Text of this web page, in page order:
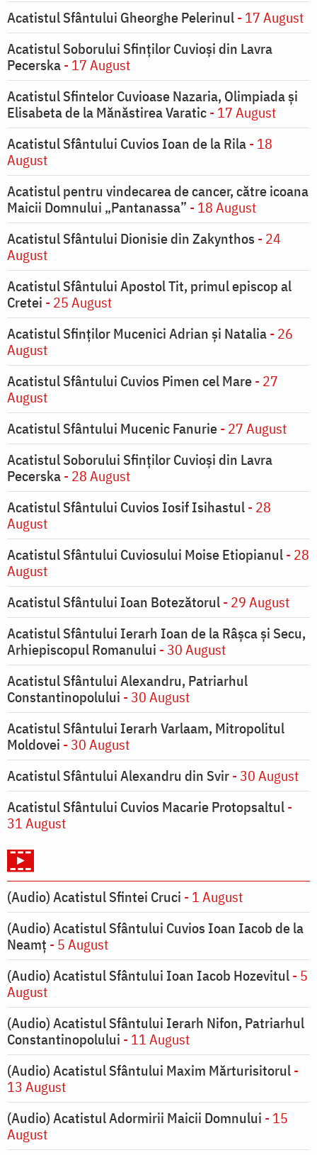
Acatistul Sfântului Gheorghe Pelerinul- 17 August
Acatistul Soborului Sfinților Cuvioși din Lavra
Pecerska- 17 August
Acatistul Sfintelor Cuvioase Nazaria, Olimpiada și
Elisabeta de la Mănăstirea Varatic- 17 August
Acatistul Sfântului Cuvios Ioan de la Rila- 18
August
Acatistul pentru vindecarea de cancer, către icoana
Maicii Domnului „Pantanassa” - 18 August
Acatistul Sfântului Dionisie din Zakynthos - 24
August
Acatistul Sfântului Apostol Tit, primul episcop al
Cretei - 25 August
Acatistul Sfinților Mucenici Adrian și Natalia- 26
August
Acatistul Sfântului Cuvios Pimen cel Mare- 27
August
Acatistul Sfântului Mucenic Fanurie- 27 August
Acatistul Soborului Sfinților Cuvioși din Lavra
Pecerska- 28 August
Acatistul Sfântului Cuvios Iosif Isihastul- 28
August
Acatistul Sfântului Cuviosului Moise Etiopianul- 28
August
Acatistul Sfântului Ioan Botezătorul- 29 August
Acatistul Sfântului Ierarh Ioan de la Râşca şi Secu,
Arhiepiscopul Romanului - 30 August
Acatistul Sfântului Alexandru, Patriarhul
Constantinopolului - 30 August
Acatistul Sfântului Ierarh Varlaam, Mitropolitul
Moldovei - 30 August
Acatistul Sfântului Alexandru din Svir- 30 August
Acatistul Sfântului Cuvios Macarie Protopsaltul-
31 August
(Audio) Acatistul Sfintei Cruci - 1 August
(Audio) Acatistul Sfântului Cuvios Ioan Iacob de la
Neamț - 5 August
(Audio) Acatistul Sfântului Ioan Iacob Hozevitul- 5
August
(Audio) Acatistul Sfântului Ierarh Nifon, Patriarhul
Constantinopolului - 11 August
(Audio) Acatistul Sfântului Maxim Mărturisitorul-
13 August
(Audio) Acatistul Adormirii Maicii Domnului - 15
August